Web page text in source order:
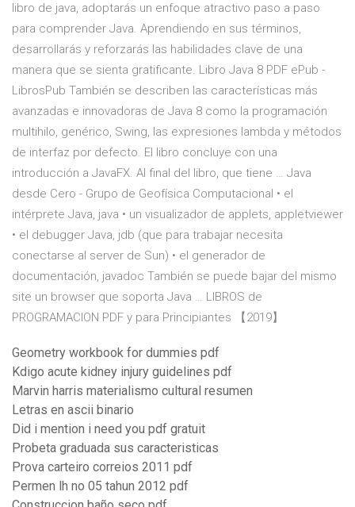
libro de java, adoptarás un enfoque atractivo paso a paso
para comprender Java. Aprendiendo en sus términos,
desarrollarás y reforzarás las habilidades clave de una
manera que se sienta gratificante. Libro Java 8 PDF ePub -
LibrosPub También se describen las características más
avanzadas e innovadoras de Java 8 como la programación
multihilo, genérico, Swing, las expresiones lambda y métodos
de interfaz por defecto. El libro concluye con una
introducción a JavaFX. Al final del libro, que tiene … Java
desde Cero - Grupo de Geofísica Computacional • el
intérprete Java, java • un visualizador de applets, appletviewer
• el debugger Java, jdb (que para trabajar necesita
conectarse al server de Sun) • el generador de
documentación, javadoc También se puede bajar del mismo
site un browser que soporta Java … LIBROS de
PROGRAMACION PDF y para Principiantes 【2019】
Geometry workbook for dummies pdf
Kdigo acute kidney injury guidelines pdf
Marvin harris materialismo cultural resumen
Letras en ascii binario
Did i mention i need you pdf gratuit
Probeta graduada sus caracteristicas
Prova carteiro correios 2011 pdf
Permen lh no 05 tahun 2012 pdf